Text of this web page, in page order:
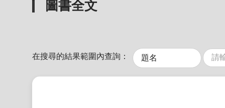
圖書全文
在搜尋的結果範圍內查詢：
類
字